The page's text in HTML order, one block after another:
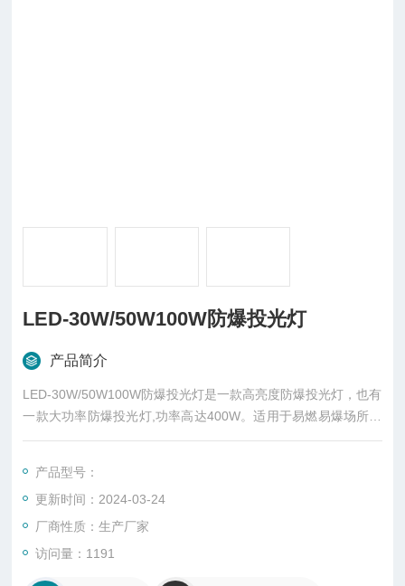
LED-30W/50W100W防爆投光灯
产品简介
LED-30W/50W100W防爆投光灯是一款高亮度防爆投光灯，也有
一款大功率防爆投光灯,功率高达400W。适用于易燃易爆场所、
油田、海上石油平台及船舶、冶金、石化等各种室内外作业、施
产品型号：
更新时间：2024-03-24
厂商性质：生产厂家
访问量：1191